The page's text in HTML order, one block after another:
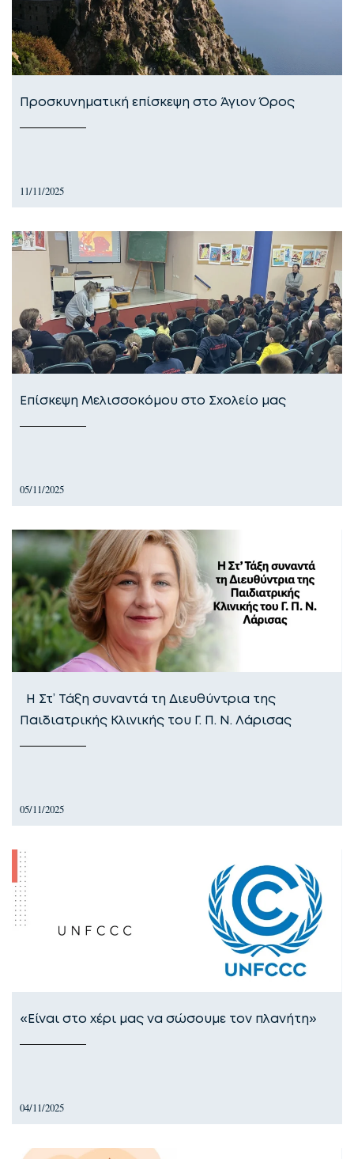
Προσκυνηματική επίσκεψη στο Άγιον Όρος
11/11/2025
Επίσκεψη Μελισσοκόμου στο Σχολείο μας
05/11/2025
Η Στ’ Τάξη συναντά τη Διευθύντρια της
Παιδιατρικής Κλινικής του Γ. Π. Ν. Λάρισας
05/11/2025
«Είναι στο χέρι μας να σώσουμε τον πλανήτη»
04/11/2025